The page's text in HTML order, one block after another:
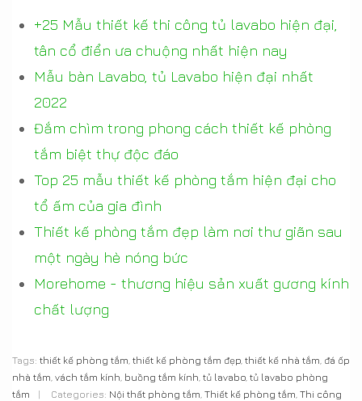
+25 Mẫu thiết kế thi công tủ lavabo hiện đại,
tân cổ điển ưa chuộng nhất hiện nay
Mẫu bàn Lavabo, tủ Lavabo hiện đại nhất
2022
Đắm chìm trong phong cách thiết kế phòng
tắm biệt thự độc đáo
Top 25 mẫu thiết kế phòng tắm hiện đại cho
tổ ấm của gia đình
Thiết kế phòng tắm đẹp làm nơi thư giãn sau
một ngày hè nóng bức
Morehome - thương hiệu sản xuất gương kính
chất lượng
Tags: thiết kế phòng tắm thiết kế phòng tắm đẹp thiết kế nhà tắm đá ốp
nhà tắm vách tắm kính buồng tắm kính tủ lavabo tủ lavabo phòng
tắm
| Categories: Nội thất phòng tắm Thiết kế phòng tắm Thi công